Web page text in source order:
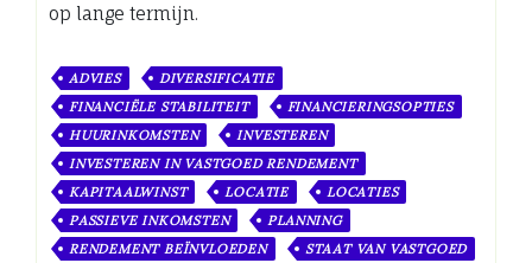
op lange termijn.
ADVIES
DIVERSIFICATIE
FINANCIËLE STABILITEIT
FINANCIERINGSOPTIES
HUURINKOMSTEN
INVESTEREN
INVESTEREN IN VASTGOED RENDEMENT
KAPITAALWINST
LOCATIE
LOCATIES
PASSIEVE INKOMSTEN
PLANNING
RENDEMENT BEÏNVLOEDEN
STAAT VAN VASTGOED